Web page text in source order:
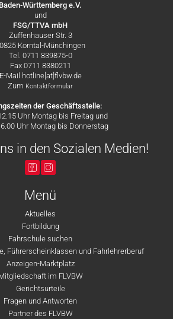
Baden-Württemberg e.V.
und
FSG/TTVA mbH
Zuffenhauser Str. 3
Korntal-Münchingen
Tel. 0711 839875-0
Fax 0711 8380211
E-Mail hotline[at]flvbw.de
Zum Kontaktformular
der Geschäftsstelle:
Uhr Montag bis Freitag und
Uhr Montag bis Donnerstag
in den Sozialen Medien!
Menü
Aktuelles
Fortbildung
Fahrschule suchen
Führerscheinklassen und Fahrlehrerberuf
Anzeigen-Marktplatz
im FLVBW
Gerichtsurteile
Fragen und Antworten
Partner des FLVBW